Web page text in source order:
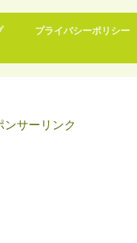
プライバシーポリシー
ンサーリンク